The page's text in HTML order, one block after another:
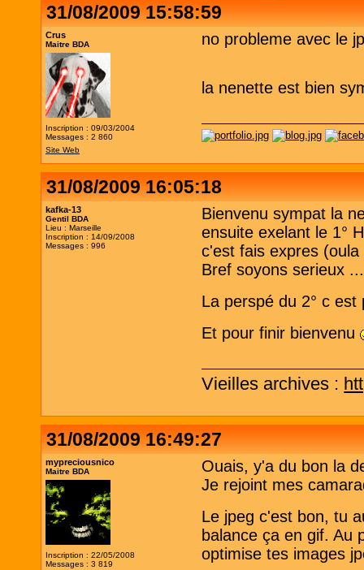
31/08/2009 15:58:59
Crus
Maitre BDA
Inscription : 09/03/2004
Messages : 2 860
Site Web
no probleme avec le
la nenette est bien
31/08/2009 16:05:18
kafka-13
Gentil BDA
Lieu : Marseille
Inscription : 14/09/2008
Messages : 996
Bienvenu sympat la
ensuite exelant le 1°
c'est fais expres
Bref soyons serieux ...
La perspé du 2° c
Et pour finir bienvenu
Vieilles archives :
31/08/2009 16:49:27
mypreciousnico
Maitre BDA
Inscription : 22/05/2008
Messages : 3 819
Ouais, y'a du bon la
Je rejoint mes
Le jpeg c'est bon, tu
balance ça en gif. Au
optimise tes images